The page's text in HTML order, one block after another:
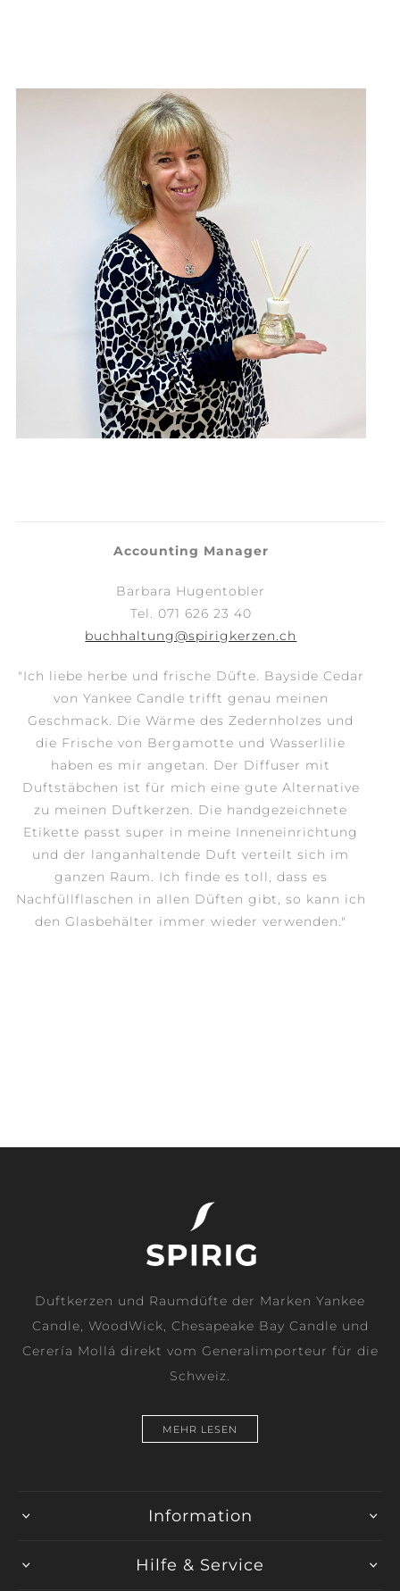
Accounting Manager
Barbara Hugentobler
Tel. 071 626 23 40
buchhaltung@spirigkerzen.ch
"Ich liebe herbe und frische Düfte. Bayside Cedar
von Yankee Candle trifft genau meinen
Geschmack. Die Wärme des Zedernholzes und
die Frische von Bergamotte und Wasserlilie
haben es mir angetan. Der Diffuser mit
Duftstäbchen ist für mich eine gute Alternative
zu meinen Duftkerzen. Die handgezeichnete
Etikette passt super in meine Inneneinrichtung
und der langanhaltende Duft verteilt sich im
ganzen Raum. Ich finde es toll, dass es
Nachfüllflaschen in allen Düften gibt, so kann ich
den Glasbehälter immer wieder verwenden."
Duftkerzen und Raumdüfte der Marken Yankee
Candle, WoodWick, Chesapeake Bay Candle und
Cerería Mollá direkt vom Generalimporteur für die
Schweiz.
MEHR LESEN
Information
Hilfe & Service